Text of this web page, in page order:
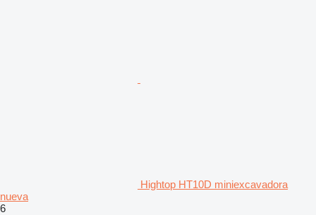
Hightop HT10D miniexcavadora
nueva
6